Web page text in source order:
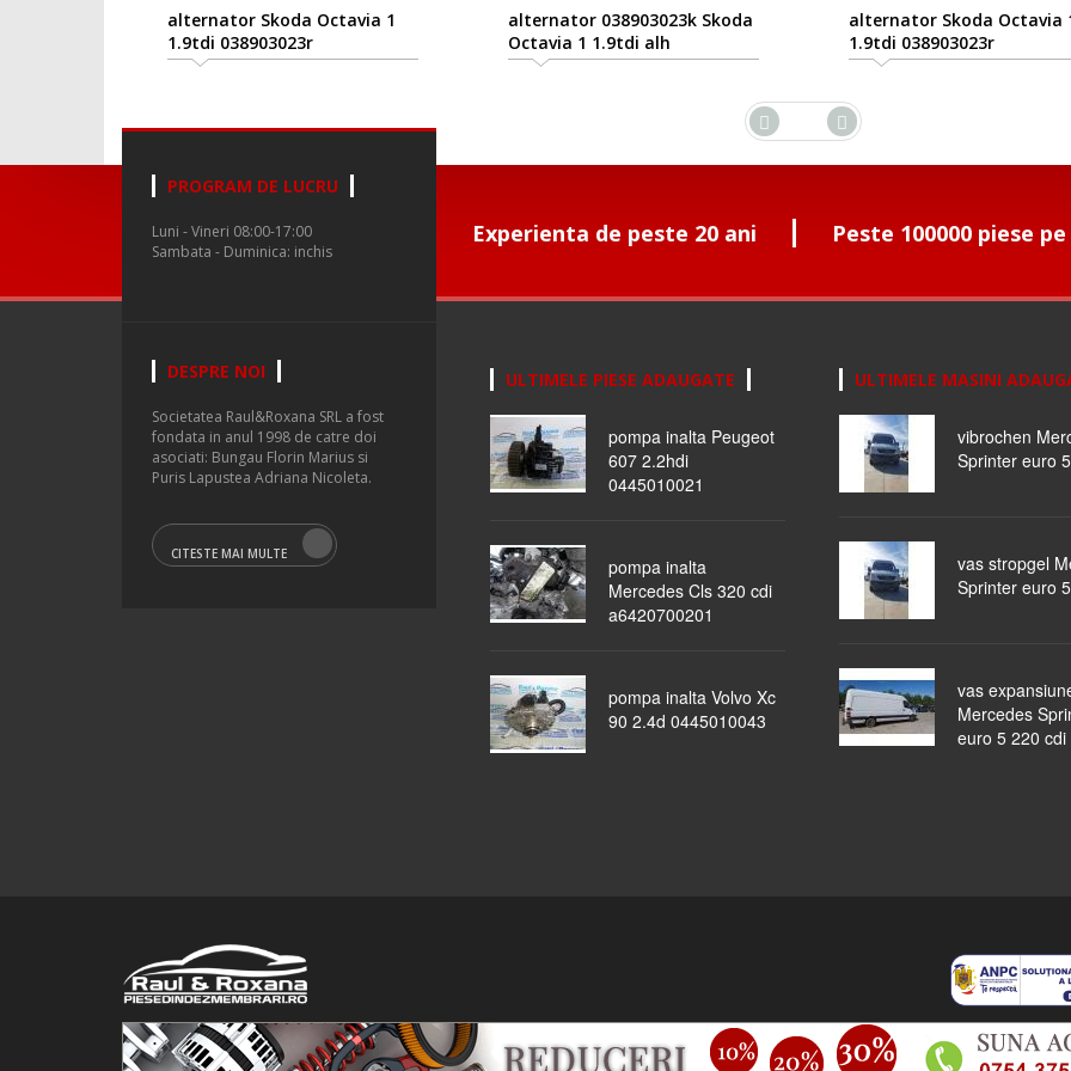
alternator Skoda Octavia 1
1.9tdi 038903023r
alternator 038903023k Skoda
Octavia 1 1.9tdi alh
alternator Skoda Octavia 1
1.9tdi 038903023r
Experienta de peste 20 ani Peste 100000 piese
PROGRAM DE LUCRU
Luni - Vineri 08:00-17:00
Sambata - Duminica: inchis
DESPRE NOI
Societatea Raul&Roxana SRL a fost
fondata in anul 1998 de catre doi
asociati: Bungau Florin Marius si
Puris Lapustea Adriana Nicoleta.
CITESTE MAI MULTE
ULTIMELE PIESE ADAUGATE
pompa inalta Peugeot
607 2.2hdi
0445010021
pompa inalta
Mercedes Cls 320 cdi
a6420700201
pompa inalta Volvo Xc
90 2.4d 0445010043
ULTIMELE MASINI
vibrochen
Sprinter euro
vas stropgel
Sprinter euro
vas
Mercedes
euro 5 220 cdi
© 2016 Raul&Roxana SRL. Toate drepturile rezervate. piese auto masini dezmembrate ocazii lichidari